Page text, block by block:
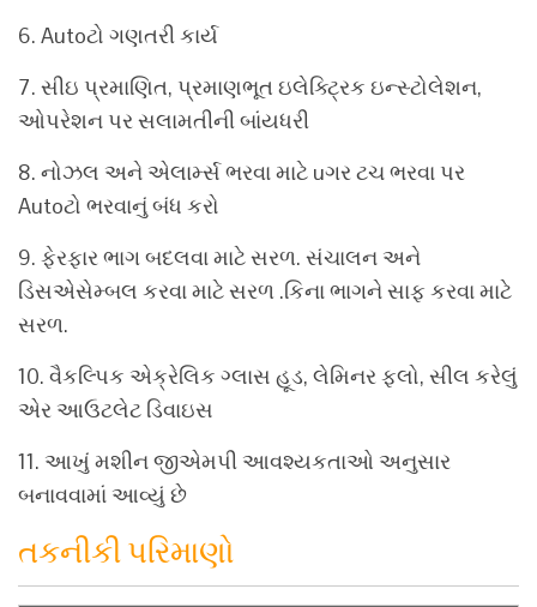
6. Autoટો ગણતરી કાર્ય
7. સીઇ પ્રમાણિત, પ્રમાણભૂત ઇલેક્ટ્રિક ઇન્સ્ટોલેશન,
ઓપરેશન પર સલામતીની બાંયધરી
8. નોઝલ અને એલાર્મ્સ ભરવા માટે uગર ટચ ભરવા પર
Autoટો ભરવાનું બંધ કરો
9. ફેરફાર ભાગ બદલવા માટે સરળ. સંચાલન અને
ડિસએસેમ્બલ કરવા માટે સરળ .કિના ભાગને સાફ કરવા માટે
સરળ.
10. વૈકલ્પિક એક્રેલિક ગ્લાસ હૂડ, લેમિનર ફ્લો, સીલ કરેલું
એર આઉટલેટ ડિવાઇસ
11. આખું મશીન જીએમપી આવશ્યકતાઓ અનુસાર
બનાવવામાં આવ્યું છે
તકનીકી પરિમાણો